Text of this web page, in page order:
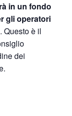
in un fondo
gli operatori
. Questo è il
dei